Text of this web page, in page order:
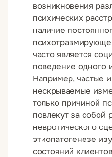
возникновения
психических
наличие
часто является
поведение одного
Например, частые
нескрываемые
только причиной
повлекут за собой
невротического
этиопатогенезе
состояний